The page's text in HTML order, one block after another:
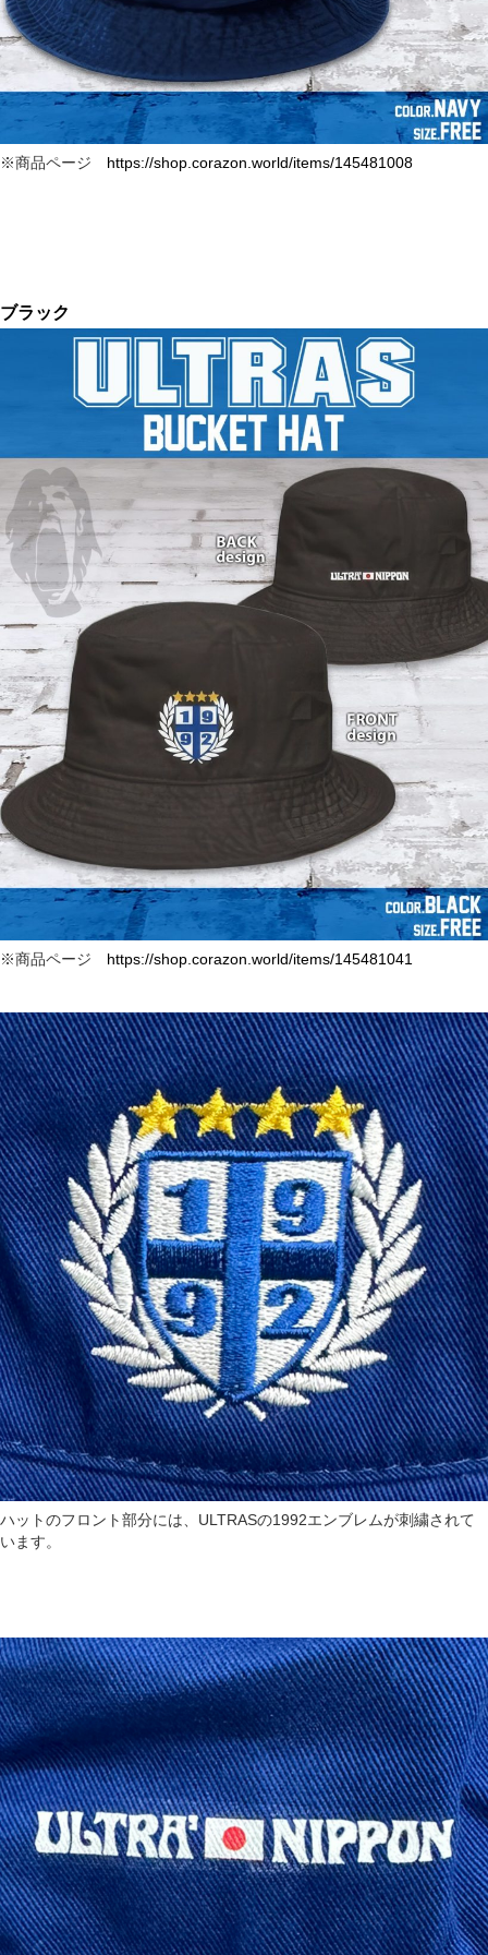
※商品ページ https://shop.corazon.world/items/145481008
ブラック
※商品ページ https://shop.corazon.world/items/145481041
ハットのフロント部分には、ULTRASの1992エンブレムが刺繍されて
います。